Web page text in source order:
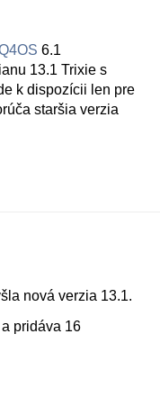
6.1
13.1 Trixie s
k dispozícii len pre
staršia verzia
nová verzia 13.1.
pridáva 16